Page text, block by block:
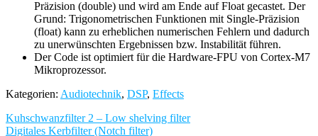
Präzision (double) und wird am Ende auf Float gecastet. Der
Grund: Trigonometrischen Funktionen mit Single-Präzision
(float) kann zu erheblichen numerischen Fehlern und dadurch
zu unerwünschten Ergebnissen bzw. Instabilität führen.
Der Code ist optimiert für die Hardware-FPU von Cortex-M7
Mikroprozessor.
Kategorien: Audiotechnik, DSP, Effects
Beitragsnavigation
Kuhschwanzfilter 2 – Low shelving filter
Digitales Kerbfilter (Notch filter)